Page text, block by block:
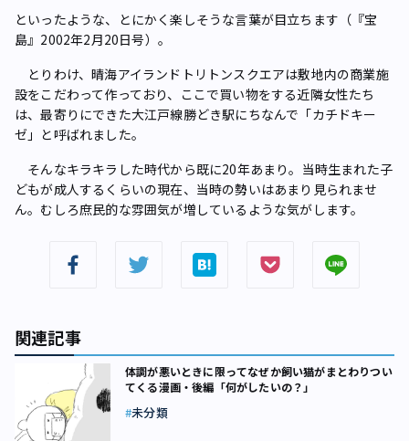
といったような、とにかく楽しそうな言葉が目立ちます（『宝
島』2002年2月20日号）。
とりわけ、晴海アイランドトリトンスクエアは敷地内の商業施
設をこだわって作っており、ここで買い物をする近隣女性たち
は、最寄りにできた大江戸線勝どき駅にちなんで「カチドキー
ゼ」と呼ばれました。
そんなキラキラした時代から既に20年あまり。当時生まれた子
どもが成人するくらいの現在、当時の勢いはあまり見られませ
ん。むしろ庶民的な雰囲気が増しているような気がします。
関連記事
体調が悪いときに限ってなぜか飼い猫がまとわりつい
てくる漫画・後編「何がしたいの？」
未分類